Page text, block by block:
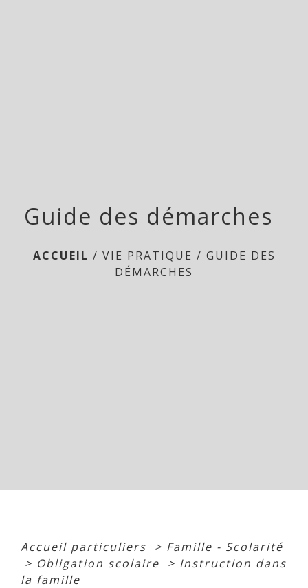
Guide des démarches
ACCUEIL / VIE PRATIQUE / GUIDE DES
DÉMARCHES
Accueil particuliers > Famille - Scolarité
> Obligation scolaire > Instruction dans
la famille